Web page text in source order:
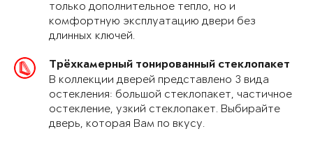
только дополнительное тепло, но и
комфортную эксплуатацию двери без
длинных ключей.
Трёхкамерный тонированный стеклопакет
В коллекции дверей представлено 3 вида
остекления: большой стеклопакет, частичное
остекление, узкий стеклопакет. Выбирайте
дверь, которая Вам по вкусу.